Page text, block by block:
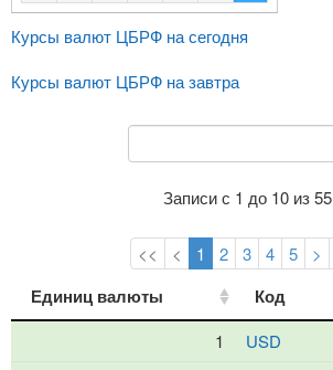
Курсы валют ЦБРФ на сегодня
Курсы валют ЦБРФ на завтра
Записи с 1 до 10 из 55
<< < 1 2 3 4 5 >
Единиц валюты Код
1 USD
Единиц валюты Код